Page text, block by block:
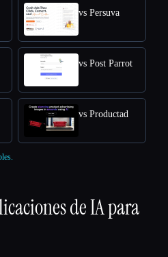
vs Persuva
vs Post Parrot
vs Productad
de IA para